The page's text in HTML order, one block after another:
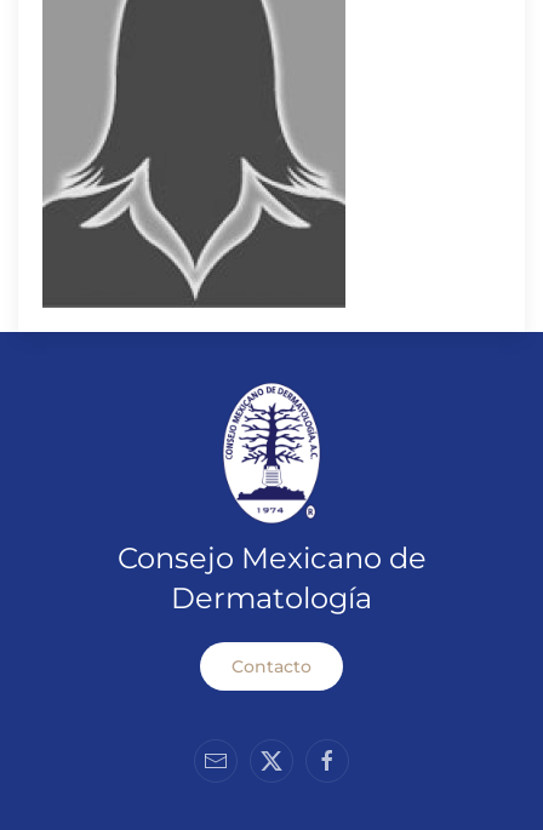
Consejo Mexicano de
Dermatología
Contacto